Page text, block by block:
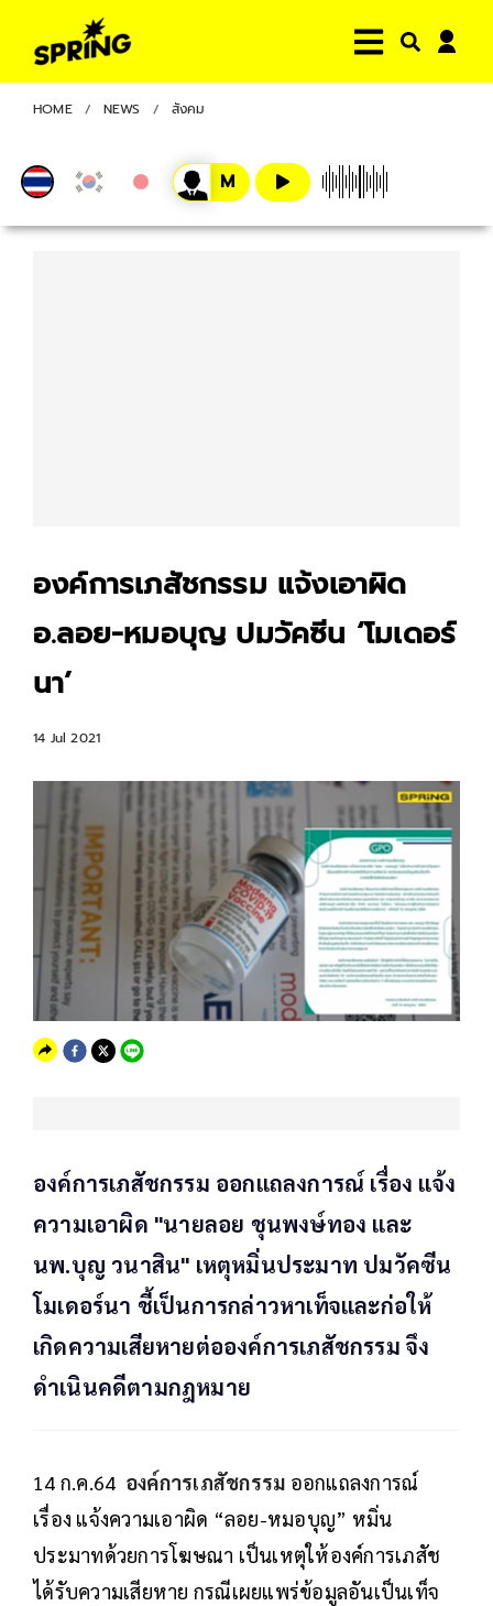
HOME NEWS สังคม
องค์การเภสัชกรรม แจ้งเอาผิด
อ.ลอย-หมอบุญ ปมวัคซีน ‘โมเดอร์
นา’
14 Jul 2021
องค์การเภสัชกรรม ออกแถลงการณ์ เรื่อง แจ้ง
ความเอาผิด "นายลอย ชุนพงษ์ทอง และ
นพ.บุญ วนาสิน" เหตุหมิ่นประมาท ปมวัคซีน
โมเดอร์นา ชี้เป็นการกล่าวหาเท็จและก่อให้
เกิดความเสียหายต่อองค์การเภสัชกรรม จึง
ดำเนินคดีตามกฎหมาย
14 ก.ค.64 องค์การเภสัชกรรม ออกแถลงการณ์
เรื่อง แจ้งความเอาผิด “ลอย-หมอบุญ” หมิ่น
ประมาทด้วยการโฆษณา เป็นเหตุให้องค์การเภสัช
ได้รับความเสียหาย กรณีเผยแพร่ข้อมูลอันเป็นเท็จ